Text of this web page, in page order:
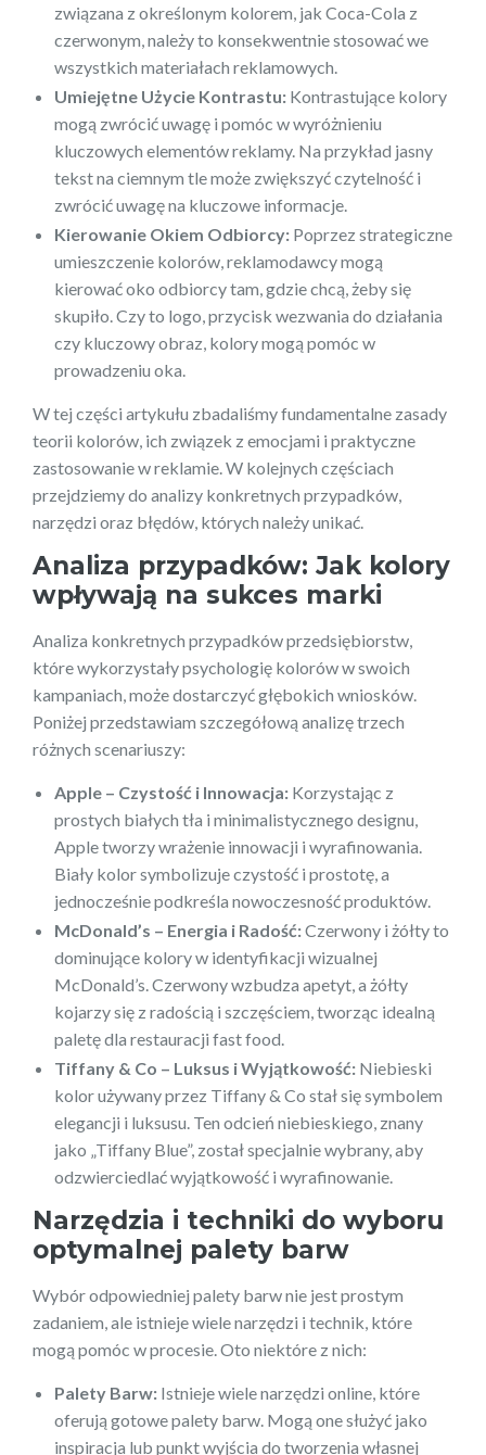
związana z określonym kolorem, jak Coca-Cola z
czerwonym, należy to konsekwentnie stosować we
wszystkich materiałach reklamowych.
Umiejętne Użycie Kontrastu: Kontrastujące kolory
mogą zwrócić uwagę i pomóc w wyróżnieniu
kluczowych elementów reklamy. Na przykład jasny
tekst na ciemnym tle może zwiększyć czytelność i
zwrócić uwagę na kluczowe informacje.
Kierowanie Okiem Odbiorcy: Poprzez strategiczne
umieszczenie kolorów, reklamodawcy mogą
kierować oko odbiorcy tam, gdzie chcą, żeby się
skupiło. Czy to logo, przycisk wezwania do działania
czy kluczowy obraz, kolory mogą pomóc w
prowadzeniu oka.
W tej części artykułu zbadaliśmy fundamentalne zasady
teorii kolorów, ich związek z emocjami i praktyczne
zastosowanie w reklamie. W kolejnych częściach
przejdziemy do analizy konkretnych przypadków,
narzędzi oraz błędów, których należy unikać.
Analiza przypadków: Jak kolory
wpływają na sukces marki
Analiza konkretnych przypadków przedsiębiorstw,
które wykorzystały psychologię kolorów w swoich
kampaniach, może dostarczyć głębokich wniosków.
Poniżej przedstawiam szczegółową analizę trzech
różnych scenariuszy:
Apple – Czystość i Innowacja: Korzystając z
prostych białych tła i minimalistycznego designu,
Apple tworzy wrażenie innowacji i wyrafinowania.
Biały kolor symbolizuje czystość i prostotę, a
jednocześnie podkreśla nowoczesność produktów.
McDonald’s – Energia i Radość:Czerwony i żółty to
dominujące kolory w identyfikacji wizualnej
McDonald’s. Czerwony wzbudza apetyt, a żółty
kojarzy się z radością i szczęściem, tworząc idealną
paletę dla restauracji fast food.
Tiffany & Co – Luksus i Wyjątkowość: Niebieski
kolor używany przez Tiffany & Co stał się symbolem
elegancji i luksusu. Ten odcień niebieskiego, znany
jako „Tiffany Blue”, został specjalnie wybrany, aby
odzwierciedlać wyjątkowość i wyrafinowanie.
Narzędzia i techniki do wyboru
optymalnej palety barw
Wybór odpowiedniej palety barw nie jest prostym
zadaniem, ale istnieje wiele narzędzi i technik, które
mogą pomóc w procesie. Oto niektóre z nich:
Palety Barw: Istnieje wiele narzędzi online, które
oferują gotowe palety barw. Mogą one służyć jako
inspiracja lub punkt wyjścia do tworzenia własnej